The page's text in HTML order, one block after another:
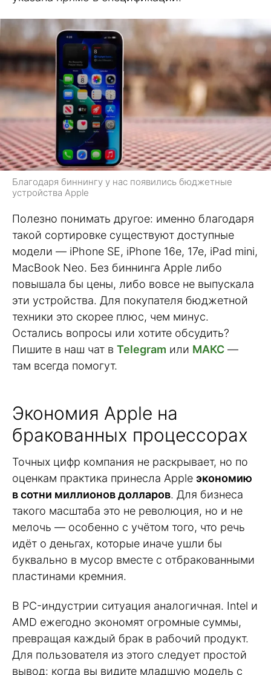
Благодаря биннингу у нас появились бюджетные
устройства Apple
Полезно понимать другое: именно благодаря
такой сортировке существуют доступные
модели — iPhone SE, iPhone 16e, 17e, iPad mini,
MacBook Neo. Без биннинга Apple либо
повышала бы цены, либо вовсе не выпускала
эти устройства. Для покупателя бюджетной
техники это скорее плюс, чем минус.
Остались вопросы или хотите обсудить?
Пишите в наш чат в Telegram или МАКС —
там всегда помогут.
Экономия Apple на
бракованных процессорах
Точных цифр компания не раскрывает, но по
оценкам практика принесла Apple экономию
в сотни миллионов долларов. Для бизнеса
такого масштаба это не революция, но и не
мелочь — особенно с учётом того, что речь
идёт о деньгах, которые иначе ушли бы
буквально в мусор вместе с отбракованными
пластинами кремния.
В PC-индустрии ситуация аналогичная. Intel и
AMD ежегодно экономят огромные суммы,
превращая каждый брак в рабочий продукт.
Для пользователя из этого следует простой
вывод: когда вы видите младшую модель с